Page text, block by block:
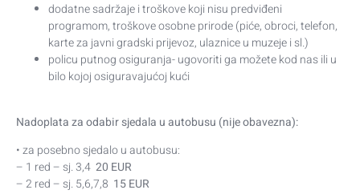
dodatne sadržaje i troškove koji nisu predviđeni
programom, troškove osobne prirode (piće, obroci, telefon,
karte za javni gradski prijevoz, ulaznice u muzeje i sl.)
policu putnog osiguranja- ugovoriti ga možete kod nas ili u
bilo kojoj osiguravajućoj kući
Nadoplata za odabir sjedala u autobusu (nije obavezna):
• za posebno sjedalo u autobusu:
– 1 red – sj. 3,4 20 EUR
– 2 red – sj. 5,6,7,8 15 EUR